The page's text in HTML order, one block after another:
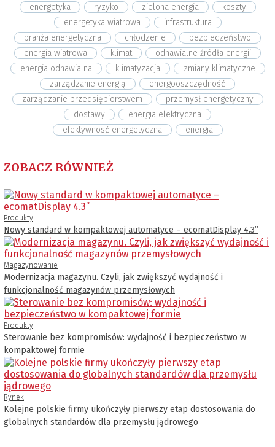
energetyka ryzyko zielona energia
koszty
energetyka wiatrowa
infrastruktura
branża energetyczna
chłodzenie
bezpieczeństwo
energia wiatrowa
klimat
odnawialne źródła energii
energia odnawialna
klimatyzacja
zmiany klimatyczne
zarządzanie energią
energooszczędność
zarządzanie przedsiębiorstwem
przemysł energetyczny
dostawy
energia elektryczna
efektywnosć energetyczna
energia
ZOBACZ RÓWNIEŻ
Produkty
Nowy standard w kompaktowej automatyce – ecomatDisplay 4.3’’
Magazynowanie
Modernizacja magazynu. Czyli, jak zwiększyć wydajność i
funkcjonalność magazynów przemysłowych
Produkty
Sterowanie bez kompromisów: wydajność i bezpieczeństwo w
kompaktowej formie
Rynek
Kolejne polskie firmy ukończyły pierwszy etap dostosowania do
globalnych standardów dla przemysłu jądrowego